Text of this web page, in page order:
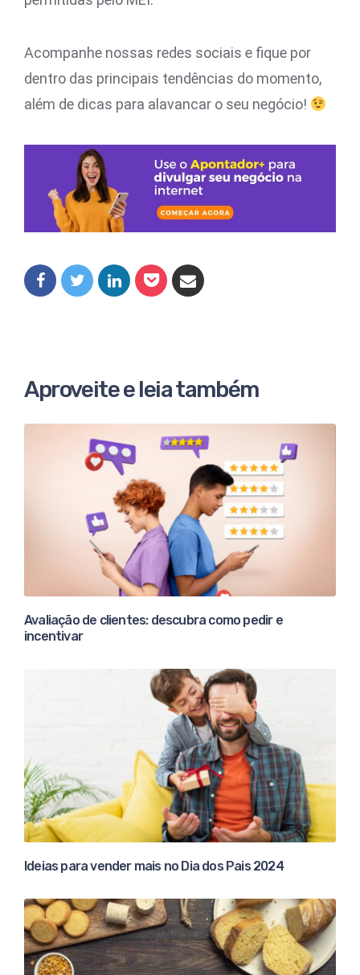
Acompanhe nossas redes sociais e fique por
dentro das principais tendências do momento,
além de dicas para alavancar o seu negócio!
Aproveite e leia também
Avaliação de clientes: descubra como pedir e
incentivar
Ideias para vender mais no Dia dos Pais 2024